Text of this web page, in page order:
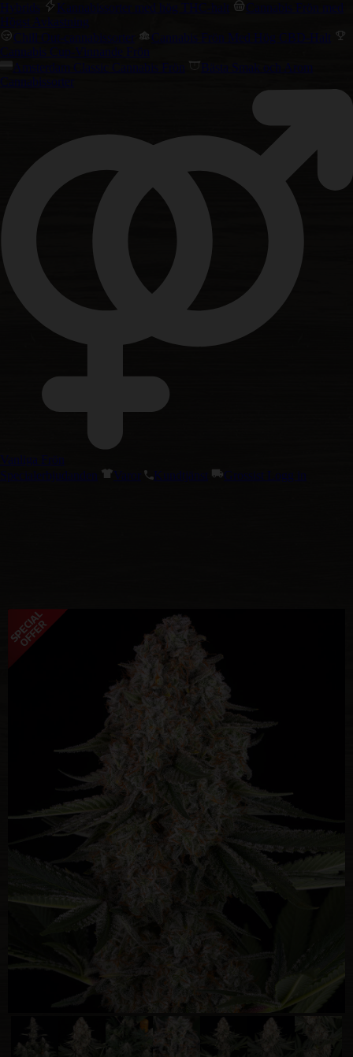
Hybrids
Kannabissorter med hög THC-halt
Cannabis Frön med
Högst Avkastning
Chill Out-cannabissorter
Cannabis Frön Med Hög CBD-Halt
Cannabis Cup-Vinnande Frön
Amsterdam Classic Cannabis Frön
Bästa Smak och Arom
Cannabissorter
Vanliga Frön
Specialerbjudanden
Varor Kundtjänst Grossist Logg in